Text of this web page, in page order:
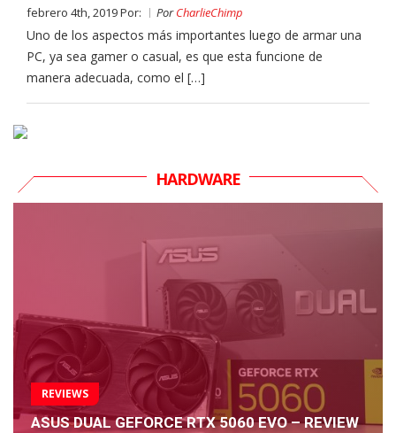
febrero 4th, 2019 Por: PorCharlieChimp
Uno de los aspectos más importantes luego de armar una
PC, ya sea gamer o casual, es que esta funcione de
manera adecuada, como el […]
HARDWARE
REVIEWS
ASUS DUAL GEFORCE RTX 5060 EVO – REVIEW